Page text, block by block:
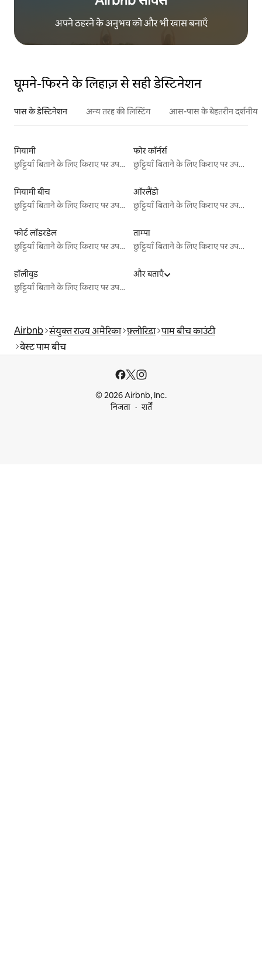
अपने ठहरने के अनुभव को और भी खास बनाएँ
घूमने-फिरने के लिहाज़ से सही डेस्टिनेशन
पास के डेस्टिनेशन अन्य तरह की लिस्टिंग आस-पास के बेहतरीन दर्शनीय
मियामी
छुट्टियाँ बिताने के लिए किराए पर उपलब्ध जगहें
फोर कॉर्नर्स
छुट्टियाँ बिताने के लिए किराए पर उपलब्ध जगहें
मियामी बीच
छुट्टियाँ बिताने के लिए किराए पर उपलब्ध जगहें
ऑरलैंडो
छुट्टियाँ बिताने के लिए किराए पर उपलब्ध जगहें
फोर्ट लॉडरडेल
छुट्टियाँ बिताने के लिए किराए पर उपलब्ध जगहें
ताम्पा
छुट्टियाँ बिताने के लिए किराए पर उपलब्ध जगहें
हॉलीवुड
छुट्टियाँ बिताने के लिए किराए पर उपलब्ध जगहें
और बताएँ
Airbnb संयुक्त राज्य अमेरिका फ़्लोरिडा पाम बीच काउंटी
वेस्ट पाम बीच
© 2026 Airbnb, Inc.
निजता
शर्तें